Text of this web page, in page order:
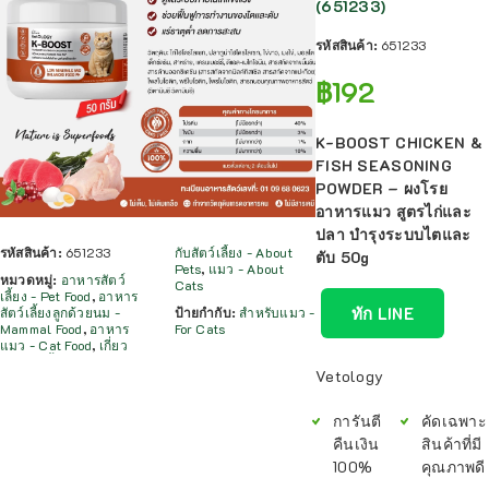
รหัสสินค้า: 651233
หมวดหมู่: อาหารสัตว์
เลี้ยง - Pet Food, อาหาร
สัตว์เลี้ยงลูกด้วยนม -
Mammal Food, อาหาร
แมว - Cat Food, เกี่ยว
กับสัตว์เลี้ยง - About
Pets, แมว - About
Cats
ป้ายกำกับ:สำหรับแมว -
For Cats
(651233)
รหัสสินค้า: 651233
฿192
K-BOOST CHICKEN &
FISH SEASONING
POWDER – ผงโรย
อาหารแมว สูตรไก่และ
ปลา บำรุงระบบไตและ
ตับ 50g
ทัก LINE
Vetology
การันตี
คืนเงิน
100%
คัดเฉพาะ
สินค้าที่มี
คุณภาพดี